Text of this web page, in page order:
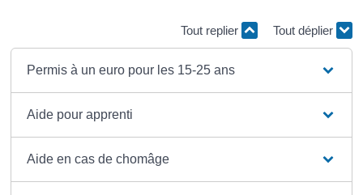
Tout replier Tout déplier
Permis à un euro pour les 15-25 ans
Aide pour apprenti
Aide en cas de chomâge